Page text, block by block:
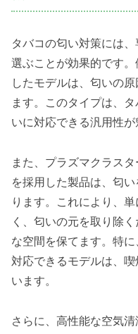
タバコの匂い対策には
選ぶことが効果的です
したモデルは、匂いの
ます。このタイプは、
いに対応できる汎用性が
また、プラズマクラス
を採用した製品は、匂
ります。これにより、
く、匂いの元を取り除
な空間を保てます。特
対応できるモデルは、
います。
さらに、高性能な空気